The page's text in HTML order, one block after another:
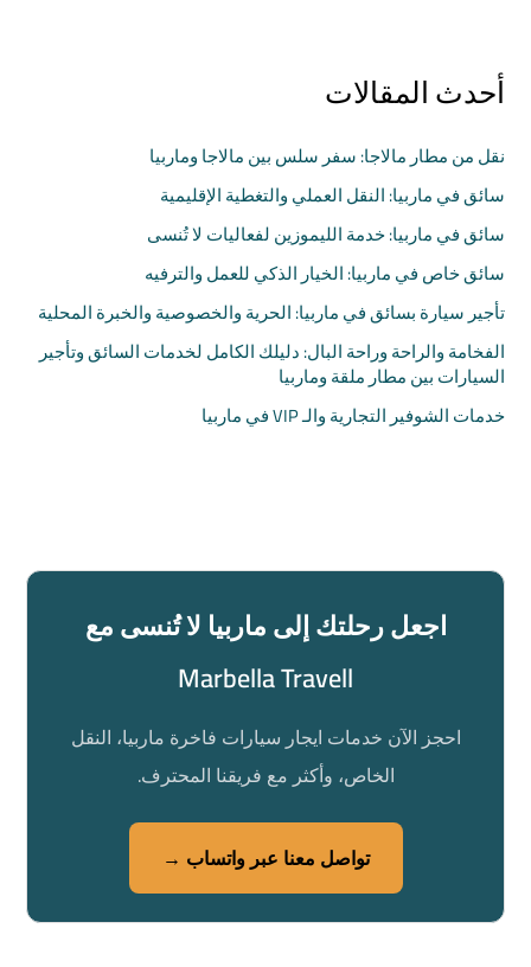
أحدث المقالات
نقل من مطار مالاجا: سفر سلس بين مالاجا وماربيا
سائق في ماربيا: النقل العملي والتغطية الإقليمية
سائق في ماربيا: خدمة الليموزين لفعاليات لا تُنسى
سائق خاص في ماربيا: الخيار الذكي للعمل والترفيه
تأجير سيارة بسائق في ماربيا: الحرية والخصوصية والخبرة المحلية
الفخامة والراحة وراحة البال: دليلك الكامل لخدمات السائق وتأجير
السيارات بين مطار ملقة وماربيا
خدمات الشوفير التجارية والـ VIP في ماربيا
اجعل رحلتك إلى ماربيا لا تُنسى مع
Marbella Travell
احجز الآن خدمات ايجار سيارات فاخرة ماربيا، النقل
الخاص، وأكثر مع فريقنا المحترف.
تواصل معنا عبر واتساب →